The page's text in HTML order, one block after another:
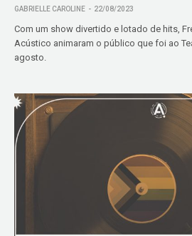
GABRIELLE CAROLINE 22/08/2023
Com um show divertido e lotado de hits,
Acústico animaram o público que foi ao
agosto.